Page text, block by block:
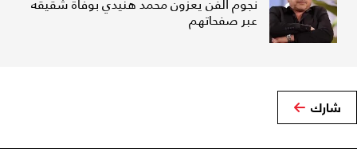
نجوم الفن يعزّون محمد هنيدي بوفاة شقيقه
عبر صفحاتهم
شارك